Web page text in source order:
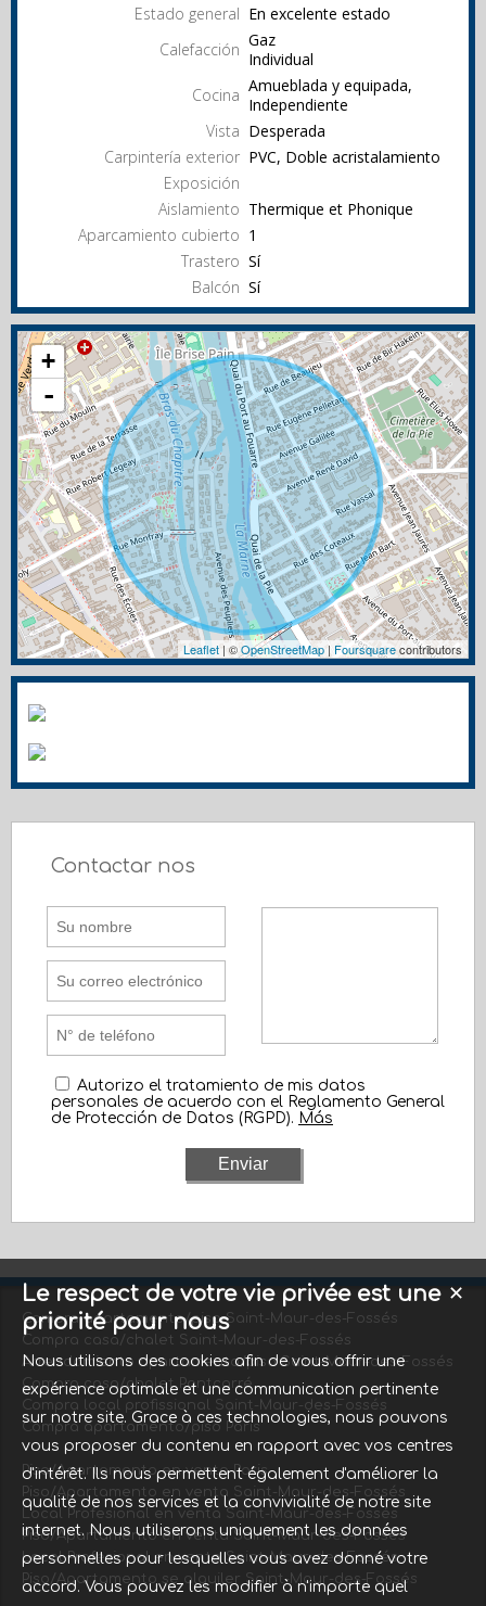
Estado general En excelente estado
Calefacción Gaz
Individual
Cocina Amueblada y equipada,
Independiente
Vista Desperada
Carpintería exterior PVC, Doble acristalamiento
Exposición
Aislamiento Thermique et Phonique
Aparcamiento cubierto 1
Trastero Sí
Balcón Sí
+
-
Leaflet | ©OpenStreetMap | Foursquarecontributors
Contactar nos
Autorizo el tratamiento de mis datos
personales de acuerdo con el Reglamento General
de Protección de Datos (RGPD). Más
Compra apartamento/piso Saint-Maur-des-Fossés
Compra casa/chalet Saint-Maur-des-Fossés
Arrendamiento apartamento/piso Saint-Maur-des-Fossés
Compra casa/chalet Pontcarré
Compra local profissional Saint-Maur-des-Fossés
Compra apartamento/piso Paris
Piso/Apartamento en venta Paris
Piso/Apartamento en venta Saint-Maur-des-Fossés
Local Profesional en venta Saint-Maur-des-Fossés
Piso/Apartamento en venta Saint-Maur-des-Fossés
Local Profesional en venta Saint-Maur-des-Fossés
Piso/Apartamento se alquiler Saint-Maur-des-Fossés
✕
Le respect de votre vie privée est une
priorité pour nous
Nous utilisons des cookies afin de vous offrir une
expérience optimale et une communication pertinente
sur notre site. Grace à ces technologies, nous pouvons
vous proposer du contenu en rapport avec vos centres
d'intérêt. Ils nous permettent également d'améliorer la
qualité de nos services et la convivialité de notre site
internet. Nous utiliserons uniquement les données
personnelles pour lesquelles vous avez donné votre
accord. Vous pouvez les modifier à n'importe quel